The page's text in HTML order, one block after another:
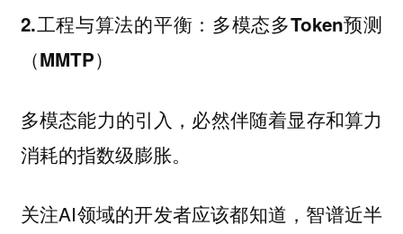
2.工程与算法的平衡：多模态多Token预测
（MMTP）
多模态能力的引入，必然伴随着显存和算力
消耗的指数级膨胀。
关注AI领域的开发者应该都知道，智谱近半